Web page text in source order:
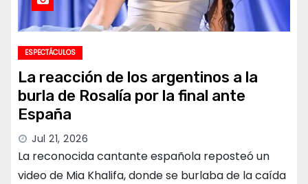
ESPECTÁCULOS
La reacción de los argentinos a la
burla de Rosalía por la final ante
España
Jul 21, 2026
La reconocida cantante española reposteó un
video de Mia Khalifa, donde se burlaba de la caída